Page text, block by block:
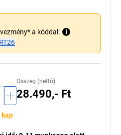
a kóddal:
i
Összeg (nettó)
28.490,- Ft
kap